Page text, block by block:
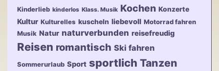
Kinderlieb kinderlos Klass. Musik Kochen Konzerte
Kultur Kulturelles kuscheln liebevoll Motorrad fahren
Musik Natur naturverbunden reisefreudig
Reisen romantisch Ski fahren
Sommerurlaub Sport sportlich Tanzen